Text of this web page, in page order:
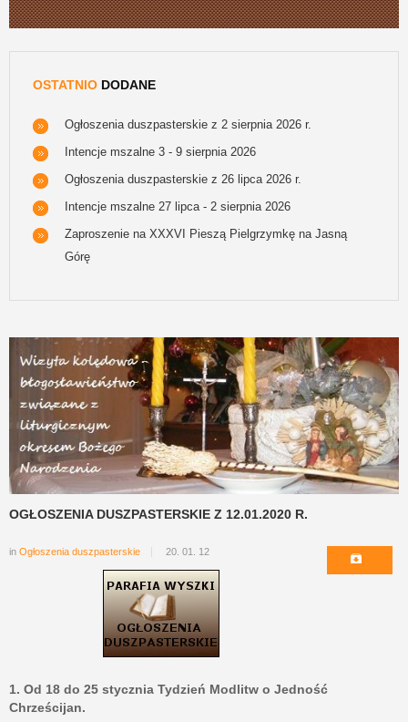
OSTATNIO DODANE
Ogłoszenia duszpasterskie z 2 sierpnia 2026 r.
Intencje mszalne 3 - 9 sierpnia 2026
Ogłoszenia duszpasterskie z 26 lipca 2026 r.
Intencje mszalne 27 lipca - 2 sierpnia 2026
Zaproszenie na XXXVI Pieszą Pielgrzymkę na Jasną
Górę
OGŁOSZENIA DUSZPASTERSKIE Z 12.01.2020 R.
in Ogłoszenia duszpasterskie 20. 01. 12
1. Od 18 do 25 stycznia Tydzień Modlitw o Jedność
Chrześcijan.